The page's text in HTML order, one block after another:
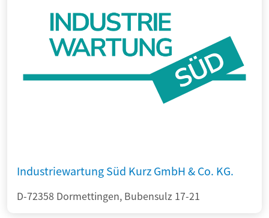
Industriewartung Süd Kurz GmbH & Co. KG.
D-72358 Dormettingen, Bubensulz 17-21